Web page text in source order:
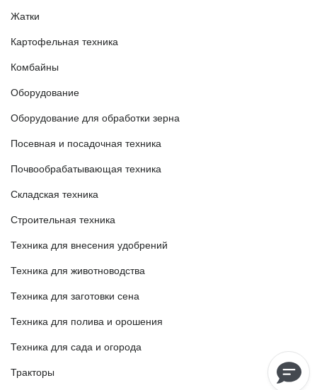
Жатки
Картофельная техника
Комбайны
Оборудование
Оборудование для обработки зерна
Посевная и посадочная техника
Почвообрабатывающая техника
Складская техника
Строительная техника
Техника для внесения удобрений
Техника для животноводства
Техника для заготовки сена
Техника для полива и орошения
Техника для сада и огорода
Тракторы